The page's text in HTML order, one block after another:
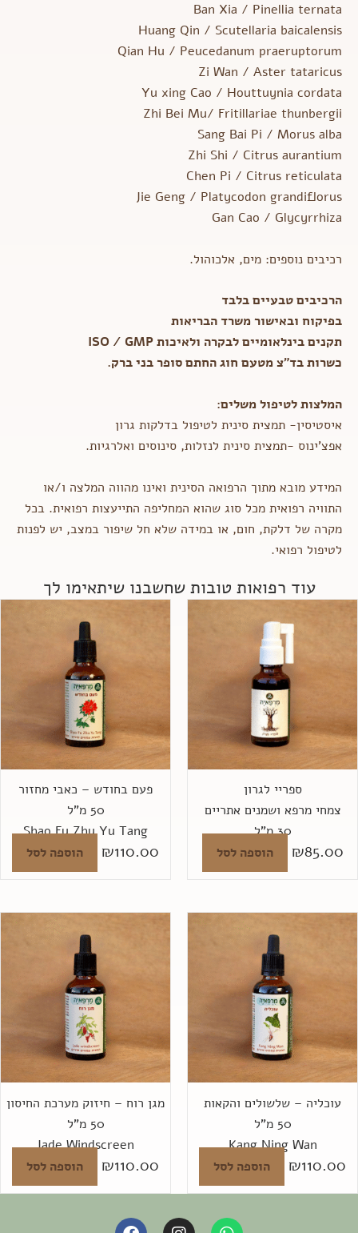
Ban Xia / Pinellia ternata
Huang Qin / Scutellaria baicalensis
Qian Hu / Peucedanum praeruptorum
Zi Wan / Aster tataricus
Yu xing Cao / Houttuynia cordata
Zhi Bei Mu/ Fritillariae thunbergii
Sang Bai Pi / Morus alba
Zhi Shi / Citrus aurantium
Chen Pi / Citrus reticulata
Jie Geng / Platycodon grandiflorus
Gan Cao / Glycyrrhiza
רכיבים נוספים: מים, אלכוהול.
הרכיבים טבעיים בלבד
בפיקוח ובאישור משרד הבריאות
תקנים בינלאומיים לבקרה ולאיכותISO / GMP
כשרות בד"צ מטעם חוג החתם סופר בני ברק.
המלצות לטיפול משלים:
איסטיסין- תמצית סינית לטיפול בדלקות גרון
אפצ'ינוס -תמצית סינית לנזלות, סינוסים ואלרגיות.
המידע מובא מתוך הרפואה הסינית ואינו מהווה המלצה ו/או
התוויה רפואית מכל סוג שהוא המחליפה התייעצות רפואית. בכל
מקרה של דלקת, חום, או במידה שלא חל שיפור במצב, יש לפנות
לטיפול רפואי.
עוד רפואות טובות שחשבנו שיתאימו לך
ספריי לגרון
צמחי מרפא ושמנים אתריים
30 מ"ל
₪85.00 הוספה לסל
פעם בחודש – כאבי מחזור
50 מ"ל
Shao Fu Zhu Yu Tang
₪110.00 הוספה לסל
עוכליה – שלשולים והקאות
50 מ"ל
Kang Ning Wan
₪110.00 הוספה לסל
מגן רוח – חיזוק מערכת החיסון
50 מ"ל
Jade Windscreen
₪110.00 הוספה לסל
W
I
F